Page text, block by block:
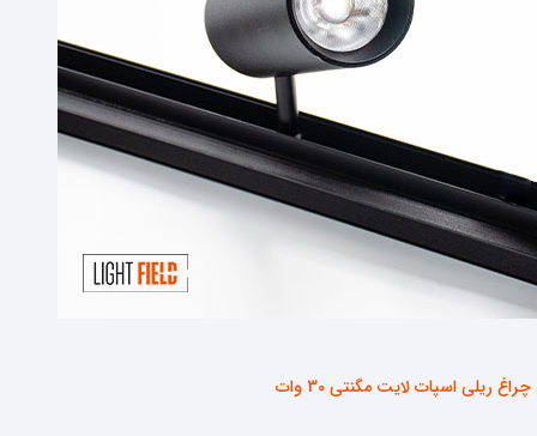
چراغ ریلی اسپات لایت مگنتی 30 وات